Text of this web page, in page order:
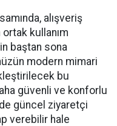
alışveriş
kullanım
baştan sona
modern mimari
bu
güvenli ve konforlu
güncel ziyaretçi
verebilir hale